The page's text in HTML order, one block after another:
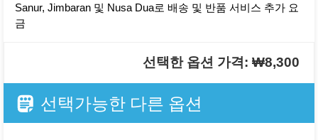
Sanur, Jimbaran 및 Nusa Dua로 배송 및 반품 서비스 추가 요
금
선택한 옵션 가격: ₩8,300
선택가능한 다른 옵션